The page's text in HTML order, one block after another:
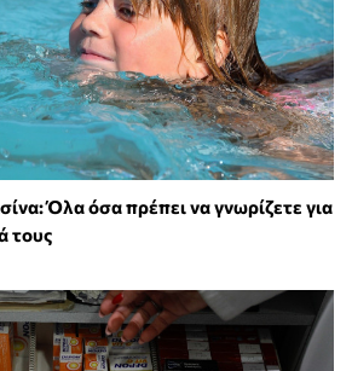
Όλα όσα πρέπει να γνωρίζετε για
τους